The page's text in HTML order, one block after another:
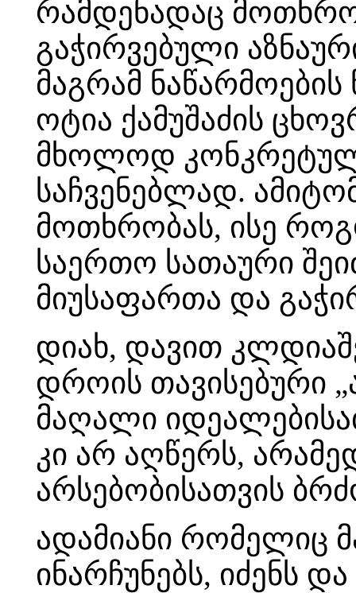
რამდენადაც
გაჭირვებული
მაგრამ
ოტია ქამუშაძის
მხოლოდ
საჩვენებლად.
მოთხრობას, ისე
საერთო სათაური
მიუსაფართა და
დიახ, დავით
დროის თავისებური
მაღალი
კი არ აღწერს,
არსებობისათვის
ადამიანი რომელიც
ინარჩუნებს, იძენს